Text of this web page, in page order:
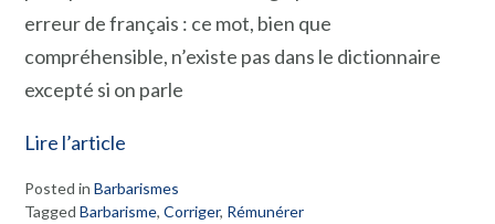
erreur de français : ce mot, bien que
compréhensible, n’existe pas dans le dictionnaire
excepté si on parle
Lire l’article
Posted in Barbarismes
Tagged Barbarisme, Corriger, Rémunérer